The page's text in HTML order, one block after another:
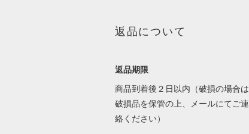
返品について
返品期限
商品到着後２日以内（破損の場合は
破損品を保管の上、メールにてご連
絡ください）